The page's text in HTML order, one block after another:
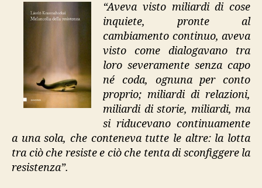
“Aveva visto miliardi di cose
inquiete, pronte al
cambiamento continuo, aveva
visto come dialogavano tra
loro severamente senza capo
né coda, ognuna per conto
proprio; miliardi di relazioni,
miliardi di storie, miliardi, ma
si riducevano continuamente
a una sola, che conteneva tutte le altre: la lotta
tra ciò che resiste e ciò che tenta di sconfiggere la
resistenza”.